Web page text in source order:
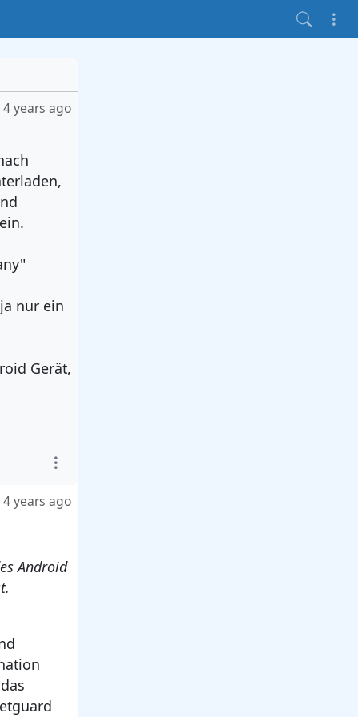
4 years ago
nur ein
Gerät,
4 years ago
Android